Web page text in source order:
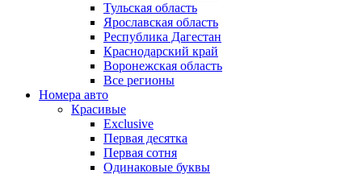
Тульская область
Ярославская область
Республика Дагестан
Краснодарский край
Воронежская область
Все регионы
Номера авто
Красивые
Exclusive
Первая десятка
Первая сотня
Одинаковые буквы